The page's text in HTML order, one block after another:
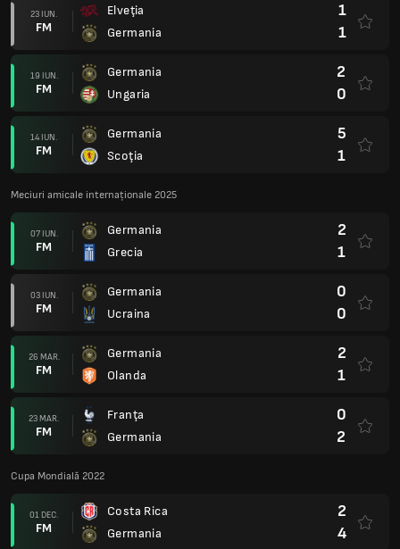
23 IUN.
FM
Elveţia
Germania
1
1
19 IUN.
FM
Germania
Ungaria
2
0
14 IUN.
FM
Germania
Scoţia
5
1
Meciuri amicale internaționale 2025
07 IUN.
FM
Germania
Grecia
2
1
03 IUN.
FM
Germania
Ucraina
0
0
26 MAR.
FM
Germania
Olanda
2
1
23 MAR.
FM
Franţa
Germania
0
2
Cupa Mondială 2022
01 DEC.
FM
Costa Rica
Germania
2
4